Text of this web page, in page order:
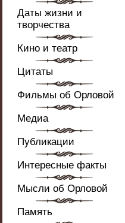
Даты жизни и
творчества
Кино и театр
Цитаты
Фильмы об Орловой
Медиа
Публикации
Интересные факты
Мысли об Орловой
Память